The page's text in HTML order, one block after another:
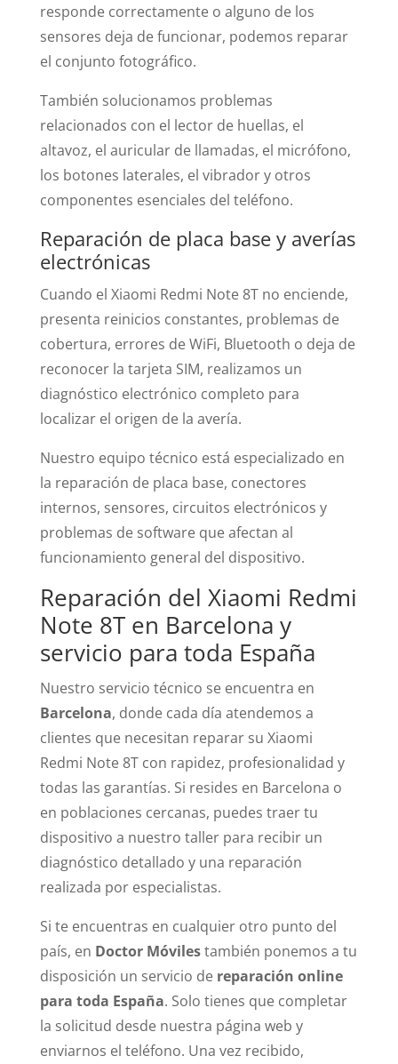
responde correctamente o alguno de los
sensores deja de funcionar, podemos reparar
el conjunto fotográfico.
También solucionamos problemas
relacionados con el lector de huellas, el
altavoz, el auricular de llamadas, el micrófono,
los botones laterales, el vibrador y otros
componentes esenciales del teléfono.
Reparación de placa base y averías
electrónicas
Cuando el Xiaomi Redmi Note 8T no enciende,
presenta reinicios constantes, problemas de
cobertura, errores de WiFi, Bluetooth o deja de
reconocer la tarjeta SIM, realizamos un
diagnóstico electrónico completo para
localizar el origen de la avería.
Nuestro equipo técnico está especializado en
la reparación de placa base, conectores
internos, sensores, circuitos electrónicos y
problemas de software que afectan al
funcionamiento general del dispositivo.
Reparación del Xiaomi Redmi
Note 8T en Barcelona y
servicio para toda España
Nuestro servicio técnico se encuentra en
Barcelona, donde cada día atendemos a
clientes que necesitan reparar su Xiaomi
Redmi Note 8T con rapidez, profesionalidad y
todas las garantías. Si resides en Barcelona o
en poblaciones cercanas, puedes traer tu
dispositivo a nuestro taller para recibir un
diagnóstico detallado y una reparación
realizada por especialistas.
Si te encuentras en cualquier otro punto del
país, en Doctor Móvilestambién ponemos a tu
disposición un servicio de reparación online
para toda España. Solo tienes que completar
la solicitud desde nuestra página web y
enviarnos el teléfono. Una vez recibido,